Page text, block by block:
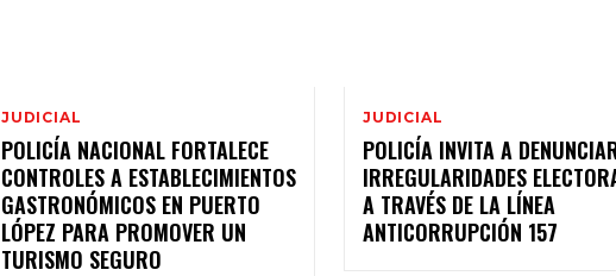
JUDICIAL
POLICÍA NACIONAL FORTALECE
CONTROLES A ESTABLECIMIENTOS
GASTRONÓMICOS EN PUERTO
LÓPEZ PARA PROMOVER UN
TURISMO SEGURO
JUDICIAL
POLICÍA INVITA A
IRREGULARIDADES
A TRAVÉS DE LA LÍNEA
ANTICORRUPCIÓN 157